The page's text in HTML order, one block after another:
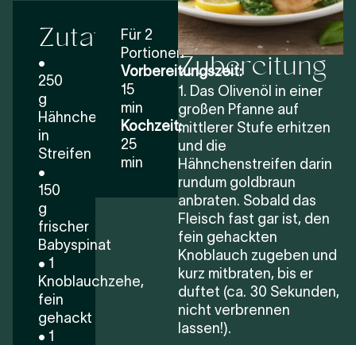
Zutaten
•
250
g
Hähnchenbrust,
in
Streifen
•
150
g
frischer
Babyspinat
• 1
Knoblauchzehe,
fein
gehackt
• 1
Für 2
Portionen
Vorbereitungszeit:
15
min
Kochzeit:
25
min
Zubereitung
1. Das Olivenöl in einer
großen Pfanne auf
mittlerer Stufe erhitzen
und die
Hähnchenstreifen darin
rundum goldbraun
anbraten. Sobald das
Fleisch fast gar ist, den
fein gehackten
Knoblauch zugeben und
kurz mitbraten, bis er
duftet (ca. 30 Sekunden,
nicht verbrennen
lassen!).